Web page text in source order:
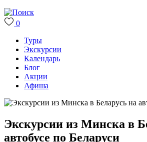
0
Туры
Экскурсии
Календарь
Блог
Акции
Афиша
Экскурсии из Минска в
автобусе по Беларуси